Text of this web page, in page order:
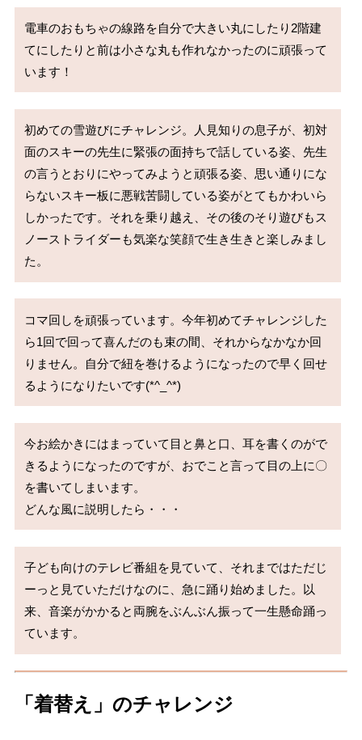
電車のおもちゃの線路を自分で大きい丸にしたり2階建
てにしたりと前は小さな丸も作れなかったのに頑張って
います！
初めての雪遊びにチャレンジ。人見知りの息子が、初対
面のスキーの先生に緊張の面持ちで話している姿、先生
の言うとおりにやってみようと頑張る姿、思い通りにな
らないスキー板に悪戦苦闘している姿がとてもかわいら
しかったです。それを乗り越え、その後のそり遊びもス
ノーストライダーも気楽な笑顔で生き生きと楽しみまし
た。
コマ回しを頑張っています。今年初めてチャレンジした
ら1回で回って喜んだのも束の間、それからなかなか回
りません。自分で紐を巻けるようになったので早く回せ
るようになりたいです(*^_^*)
今お絵かきにはまっていて目と鼻と口、耳を書くのがで
きるようになったのですが、おでこと言って目の上に〇
を書いてしまいます。
どんな風に説明したら・・・
子ども向けのテレビ番組を見ていて、それまではただじ
ーっと見ていただけなのに、急に踊り始めました。以
来、音楽がかかると両腕をぶんぶん振って一生懸命踊っ
ています。
「着替え」のチャレンジ